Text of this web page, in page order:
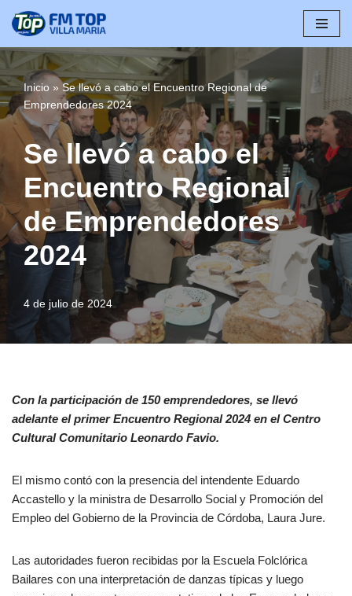
al
contenido
Inicio » Se llevó a cabo el Encuentro Regional de
Emprendedores 2024
Se llevó a cabo el
Encuentro Regional
de Emprendedores
2024
4 de julio de 2024
Con la participación de 150 emprendedores, se llevó
adelante el primer Encuentro Regional 2024 en el Centro
Cultural Comunitario Leonardo Favio.
El mismo contó con la presencia del intendente Eduardo
Accastello y la ministra de Desarrollo Social y Promoción del
Empleo del Gobierno de la Provincia de Córdoba, Laura Jure.
Las autoridades fueron recibidas por la Escuela Folclórica
Bailares con una interpretación de danzas típicas y luego